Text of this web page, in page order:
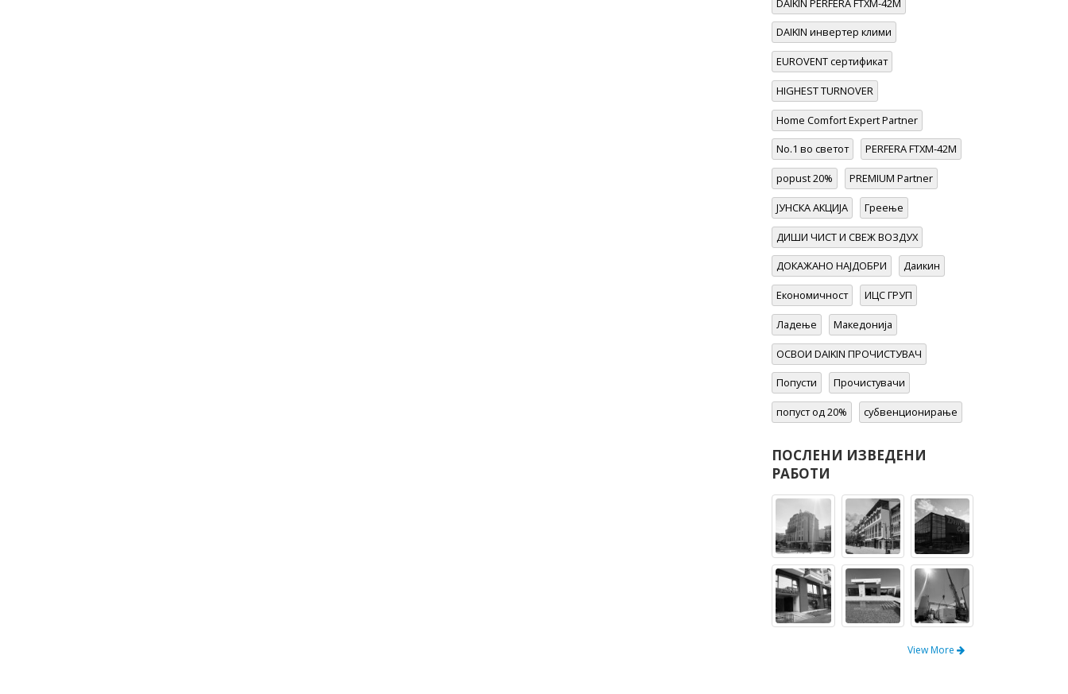
DAIKIN инвертер клими
EUROVENT сертификат
HIGHEST TURNOVER
Home Comfort Expert Partner
No.1 во светот PERFERA FTXM-42M
popust 20% PREMIUM Partner
ЈУНСКА АКЦИЈА Греење
ДИШИ ЧИСТ И СВЕЖ ВОЗДУХ
ДОКАЖАНО НАЈДОБРИ Даикин
Економичност ИЦС ГРУП
Ладење Македонија
ОСВОИ DAIKIN ПРОЧИСТУВАЧ
Попусти Прочистувачи
попуст од 20% субвенционирање
РАБОТИ
View More